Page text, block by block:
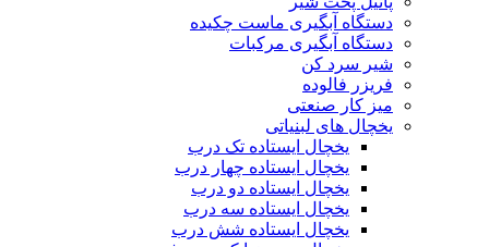
دستگاه آبگیری ماست چکیده
دستگاه آبگیری مرکبات
شیر سرد کن
فریزر فالوده
میز کار صنعتی
یخچال های لبنیاتی
یخچال ایستاده تک درب
یخچال ایستاده چهار درب
یخچال ایستاده دو درب
یخچال ایستاده سه درب
یخچال ایستاده شش درب